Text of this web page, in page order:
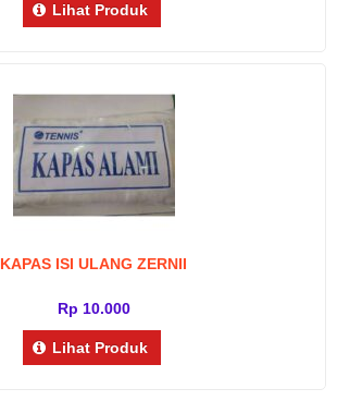
Lihat Produk
KAPAS ISI ULANG ZERNII
Rp 10.000
Lihat Produk